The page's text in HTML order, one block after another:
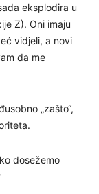
eksplodira u
Z). Oni imaju
vidjeli, a novi
da me
„zašto“,
dosežemo